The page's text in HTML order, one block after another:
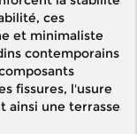
ces
et minimaliste
contemporains
fissures, l'usure
ainsi une terrasse